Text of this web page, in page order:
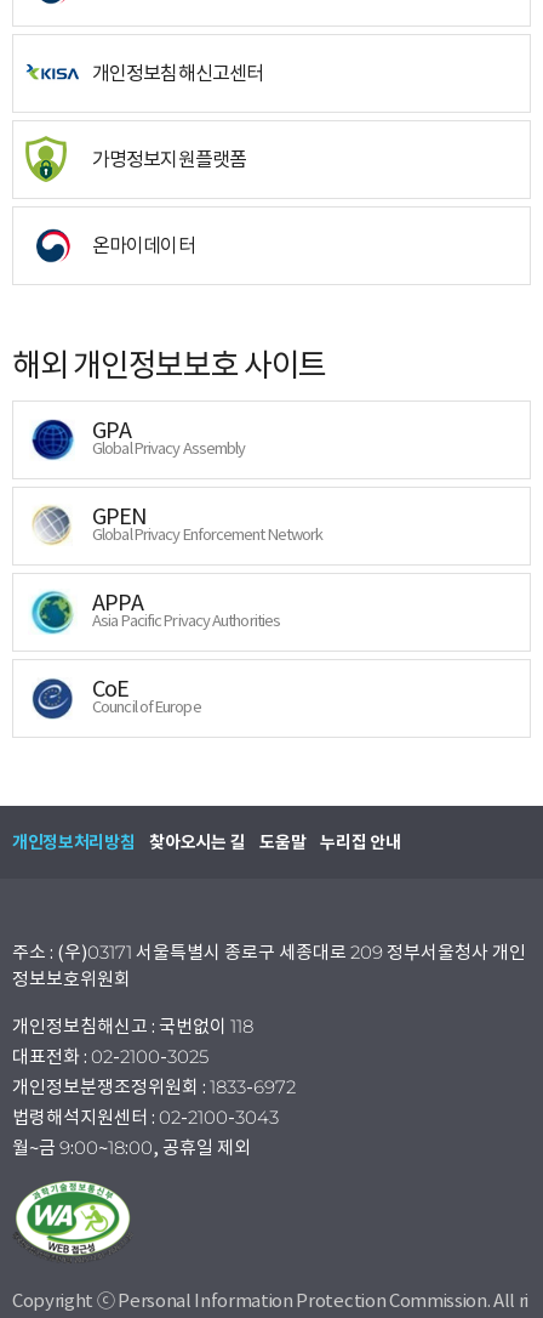
개인정보침해신고센터
가명정보지원플랫폼
온마이데이터
해외 개인정보보호 사이트
GPA
Global Privacy Assembly
GPEN
Global Privacy Enforcement Network
APPA
Asia Pacific Privacy Authorities
CoE
Council of Europe
개인정보처리방침 찾아오시는 길 도움말 누리집 안내
주소 : (우)03171 서울특별시 종로구 세종대로 209 정부서울청사 개인
정보보호위원회
개인정보침해신고 : 국번없이 118
대표전화 : 02-2100-3025
개인정보분쟁조정위원회 : 1833-6972
법령해석지원센터 : 02-2100-3043
월~금 9:00~18:00, 공휴일 제외
Copyright ⓒ Personal Information Protection Commission. All ri